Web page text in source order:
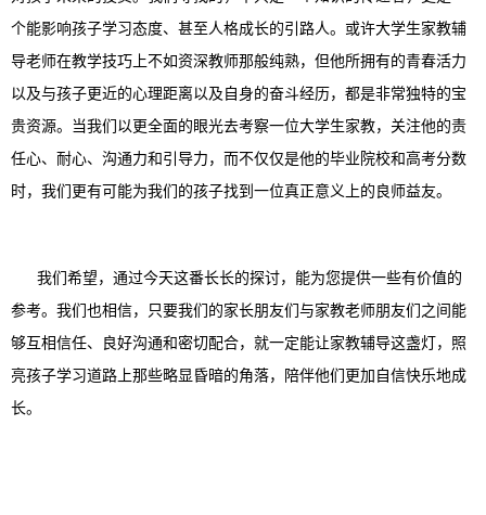
个能影响孩子学习态度、甚至人格成长的引路人。或许大学生家教辅
导老师在教学技巧上不如资深教师那般纯熟，但他所拥有的青春活力
以及与孩子更近的心理距离以及自身的奋斗经历，都是非常独特的宝
贵资源。当我们以更全面的眼光去考察一位大学生家教，关注他的责
任心、耐心、沟通力和引导力，而不仅仅是他的毕业院校和高考分数
时，我们更有可能为我们的孩子找到一位真正意义上的良师益友。
我们希望，通过今天这番长长的探讨，能为您提供一些有价值的
参考。我们也相信，只要我们的家长朋友们与家教老师朋友们之间能
够互相信任、良好沟通和密切配合，就一定能让家教辅导这盏灯，照
亮孩子学习道路上那些略显昏暗的角落，陪伴他们更加自信快乐地成
长。